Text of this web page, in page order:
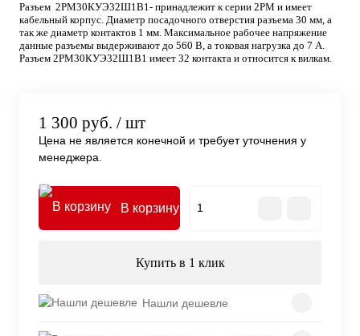
Разъем 2РМ30КУЭ32Ш1В1- принадлежит к серии 2РМ и имеет
кабельный корпус. Диаметр посадочного отверстия разъема 30 мм, а
так же диаметр контактов 1 мм. Максимальное рабочее напряжение
данные разъемы выдерживают до 560 В, а токовая нагрузка до 7 А.
Разъем 2РМ30КУЭ32Ш1В1 имеет 32 контакта и относится к вилкам.
1 300 руб. / шт
Цена не является конечной и требует уточнения у
менеджера.
В корзину
Купить в 1 клик
Нашли дешевле